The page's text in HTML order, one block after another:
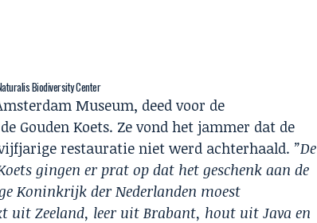
Biodiversity Center
Museum, deed voor de
Gouden Koets. Ze vond het jammer dat de
restauratie niet werd achterhaald. ”De
gingen er prat op dat het geschenk aan de
Koninkrijk der Nederlanden moest
uit Zeeland, leer uit Brabant, hout uit Java en